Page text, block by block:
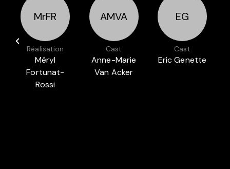
MrFR
Réalisation
Méryl
Fortunat-
Rossi
AMVA
Cast
Anne-Marie
Van Acker
EG
Cast
Eric Genette